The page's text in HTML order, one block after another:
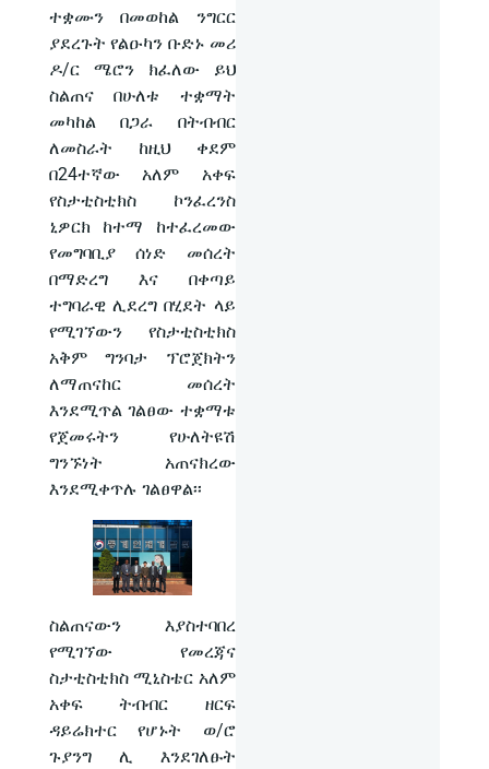
ተቋሙን በመወከል ንግርር
ያደረጉት የልዑካን ቡድኑ መሪ
ዶ/ር ሜሮን ክፈለው ይህ
ስልጠና በሁለቱ ተቋማት
መካከል በጋራ በትብብር
ለመስራት ከዚህ ቀደም
በ24ተኛው አለም አቀፍ
የስታቲስቲክስ ኮንፈረንስ
ኒዎርክ ከተማ ከተፈረመው
የመግባቢያ ሰነድ መሰረት
በማድረግ እና በቀጣይ
ተግባራዊ ሊደረግ በሂደት ላይ
የሚገኘውን የስታቲስቲክስ
አቅም ግንባታ ፕሮጀክትን
ለማጠናከር መሰረት
እንደሚጥል ገልፀው ተቋማቱ
የጀመሩትን የሁለትዩሽ
ግንኙነት አጠናክረው
እንደሚቀጥሉ ገልፀዋል፡፡
ስልጠናውን እያስተባበረ
የሚገኘው የመረጃና
ስታቲስቲክስ ሚኒስቴር አለም
አቀፍ ትብብር ዘርፍ
ዳይሬክተር የሆኑት ወ/ሮ
ጉያንግ ሊ እንደገለፁት